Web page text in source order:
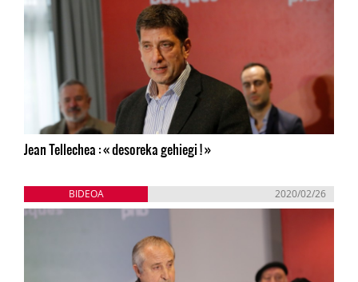
Jean Tellechea : « desoreka gehiegi ! »
BIDEOA 2020/02/26